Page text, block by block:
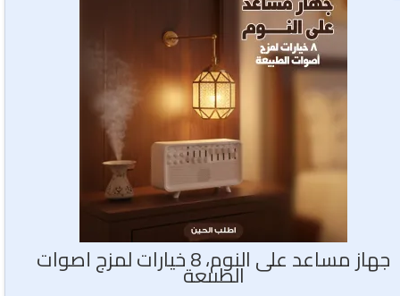
جهاز مساعد على النوم، 8 خيارات لمزج أصواتالطبيعة